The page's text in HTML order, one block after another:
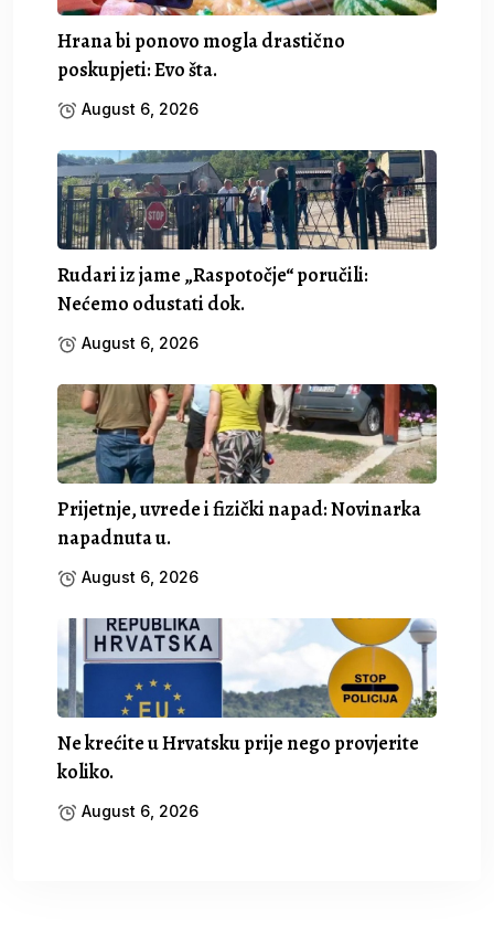
Hrana bi ponovo mogla drastično
poskupjeti: Evo šta.
August 6, 2026
Rudari iz jame „Raspotočje“ poručili:
Nećemo odustati dok.
August 6, 2026
Prijetnje, uvrede i fizički napad: Novinarka
napadnuta u.
August 6, 2026
Ne krećite u Hrvatsku prije nego provjerite
koliko.
August 6, 2026